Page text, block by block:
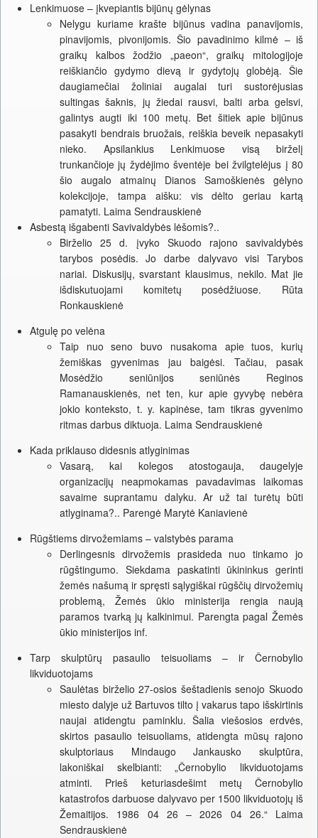
Lenkimuose – įkvepiantis bijūnų gėlynas
Nelygu kuriame krašte bijūnus vadina panavijomis,
pinavijomis, pivonijomis. Šio pavadinimo kilmė – iš
graikų kalbos žodžio „paeon“, graikų mitologijoje
reiškiančio gydymo dievą ir gydytojų globėją. Šie
daugiamečiai žoliniai augalai turi sustorėjusias
sultingas šaknis, jų žiedai rausvi, balti arba gelsvi,
galintys augti iki 100 metų. Bet šitiek apie bijūnus
pasakyti bendrais bruožais, reiškia beveik nepasakyti
nieko. Apsilankius Lenkimuose visą birželį
trunkančioje jų žydėjimo šventėje bei žvilgtelėjus į 80
šio augalo atmainų Dianos Samoškienės gėlyno
kolekcijoje, tampa aišku: vis dėlto geriau kartą
pamatyti. Laima Sendrauskienė
Asbestą išgabenti Savivaldybės lėšomis?..
Birželio 25 d. įvyko Skuodo rajono savivaldybės
tarybos posėdis. Jo darbe dalyvavo visi Tarybos
nariai. Diskusijų, svarstant klausimus, nekilo. Mat jie
išdiskutuojami komitetų posėdžiuose. Rūta
Ronkauskienė
Atgulę po velėna
Taip nuo seno buvo nusakoma apie tuos, kurių
žemiškas gyvenimas jau baigėsi. Tačiau, pasak
Mosėdžio seniūnijos seniūnės Reginos
Ramanauskienės, net ten, kur apie gyvybę nebėra
jokio konteksto, t. y. kapinėse, tam tikras gyvenimo
ritmas darbus diktuoja. Laima Sendrauskienė
Kada priklauso didesnis atlyginimas
Vasarą, kai kolegos atostogauja, daugelyje
organizacijų neapmokamas pavadavimas laikomas
savaime suprantamu dalyku. Ar už tai turėtų būti
atlyginama?.. Parengė Marytė Kaniavienė
Rūgštiems dirvožemiams – valstybės parama
Derlingesnis dirvožemis prasideda nuo tinkamo jo
rūgštingumo. Siekdama paskatinti ūkininkus gerinti
žemės našumą ir spręsti sąlygiškai rūgščių dirvožemių
problemą, Žemės ūkio ministerija rengia naują
paramos tvarką jų kalkinimui. Parengta pagal Žemės
ūkio ministerijos inf.
Tarp skulptūrų pasaulio teisuoliams – ir Černobylio
likviduotojams
Saulėtas birželio 27-osios šeštadienis senojo Skuodo
miesto dalyje už Bartuvos tilto į vakarus tapo išskirtinis
naujai atidengtu paminklu. Šalia viešosios erdvės,
skirtos pasaulio teisuoliams, atidengta mūsų rajono
skulptoriaus Mindaugo Jankausko skulptūra,
lakoniškai skelbianti: „Černobylio likviduotojams
atminti. Prieš keturiasdešimt metų Černobylio
katastrofos darbuose dalyvavo per 1500 likviduotojų iš
Žemaitijos. 1986 04 26 – 2026 04 26.“ Laima
Sendrauskienė